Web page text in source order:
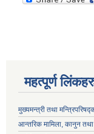
महत्पूर्ण
मुख्यमन्त्री तथा
आन्तरिक मामिला, कानुन तथा